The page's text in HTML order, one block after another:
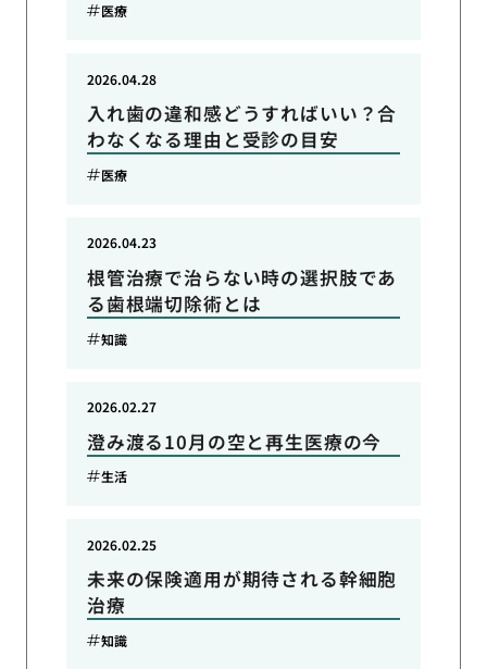
医療
入れ歯の違和感どうすればいい？合
わなくなる理由と受診の目安
2026.04.28
医療
根管治療で治らない時の選択肢であ
る歯根端切除術とは
2026.04.23
知識
澄み渡る10月の空と再生医療の今
2026.02.27
生活
未来の保険適用が期待される幹細胞
治療
2026.02.25
知識